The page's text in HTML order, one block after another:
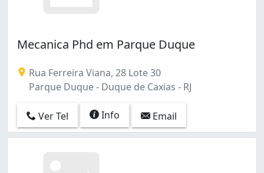
Mecanica Phd em Parque Duque
Rua Ferreira Viana, 28 Lote 30
Parque Duque - Duque de Caxias - RJ
Ver Tel Info Email